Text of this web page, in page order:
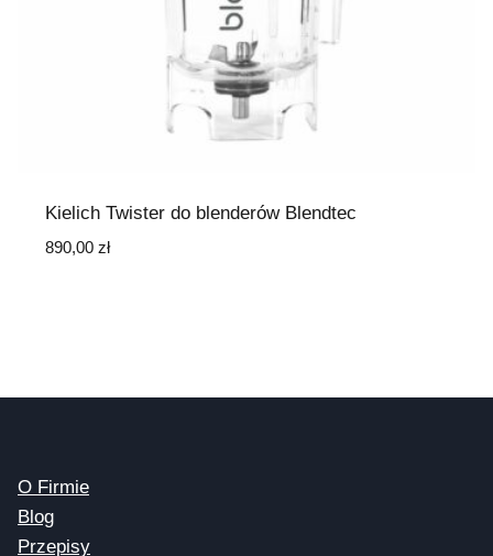
Kielich Twister do blenderów Blendtec
890,00 zł
O Firmie
Blog
Przepisy